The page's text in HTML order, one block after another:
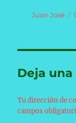
Autor
Juan José
Deja
Tu dirección de
campos